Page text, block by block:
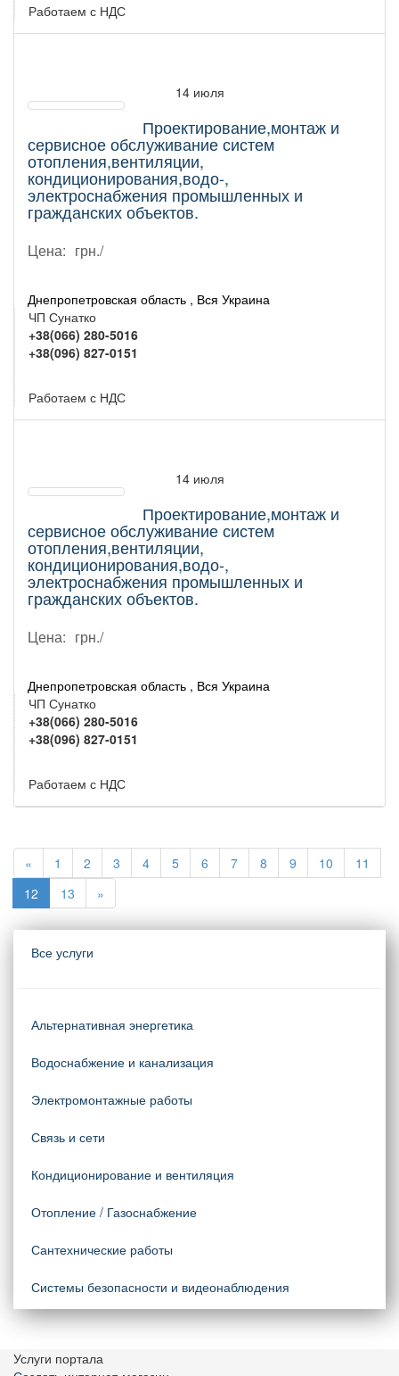
Работаем с НДС
14 июля
Проектирование,монтаж и
сервисное обслуживание систем
отопления,вентиляции,
кондиционирования,водо-,
электроснабжения промышленных и
гражданских объектов.
Цена: грн./
Днепропетровская область , Вся Украина
ЧП Сунатко
+38(066) 280-5016
+38(096) 827-0151
Работаем с НДС
14 июля
Проектирование,монтаж и
сервисное обслуживание систем
отопления,вентиляции,
кондиционирования,водо-,
электроснабжения промышленных и
гражданских объектов.
Цена: грн./
Днепропетровская область , Вся Украина
ЧП Сунатко
+38(066) 280-5016
+38(096) 827-0151
Работаем с НДС
« 1 2 3 4 5 6 7 8 9 10
11
12
13 »
Все услуги
Альтернативная энергетика
Водоснабжение и канализация
Электромонтажные работы
Связь и сети
Кондиционирование и вентиляция
Отопление / Газоснабжение
Сантехнические работы
Системы безопасности и видеонаблюдения
Услуги портала